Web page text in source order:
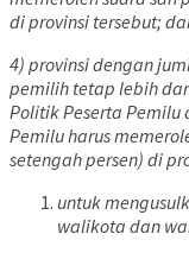
di provinsi tersebut;
4) provinsi dengan
pemilih tetap lebih
Politik Peserta Pemilu
Pemilu harus
setengah persen) di
untuk
walikota dan